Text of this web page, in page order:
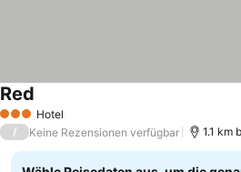
3 SterneHotel
Red
/ Keine Rezensionen verfügbar 1.1 km